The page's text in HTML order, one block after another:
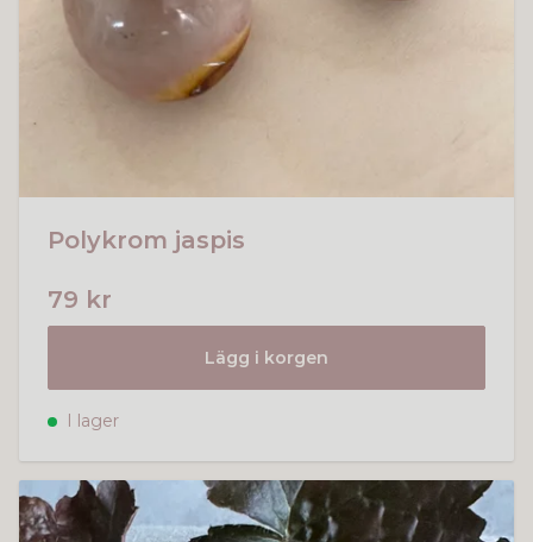
Polykrom jaspis
79 kr
Lägg i korgen
I lager